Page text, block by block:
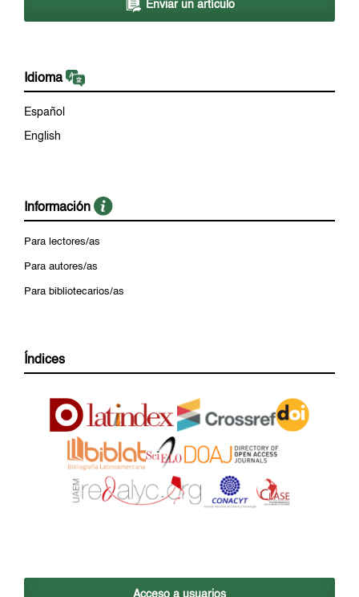
Enviar un artículo
Idioma
Español
English
Información
Para lectores/as
Para autores/as
Para bibliotecarios/as
Índices
Acceso a usuarios